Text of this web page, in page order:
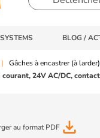
BLOG /
Gâches à encastrer (à larder)
24V AC/DC,
au format PDF file_download